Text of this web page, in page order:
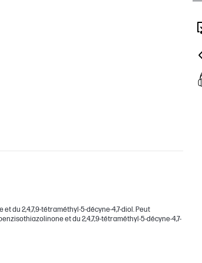
du 2,4,7,9-tétraméthyl-5-décyne-4,7-diol. Peut
et du 2,4,7,9-tétraméthyl-5-décyne-4,7-